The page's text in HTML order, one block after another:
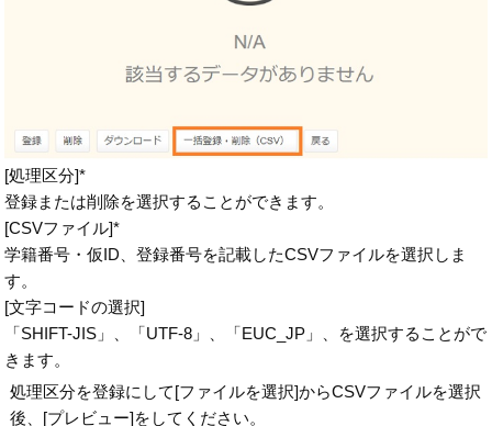
[処理区分]*
登録または削除を選択することができます。
[CSVファイル]*
学籍番号・仮ID、登録番号を記載したCSVファイルを選択しま
す。
[文字コードの選択]
「SHIFT-JIS」、「UTF-8」、「EUC_JP」、を選択することがで
きます。
処理区分を登録にして[ファイルを選択]からCSVファイルを選択
後、[プレビュー]をしてください。